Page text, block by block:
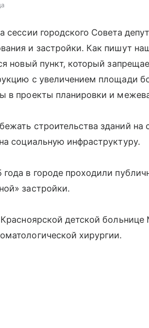
сессии городского Совета
и застройки. Как пишут
новый пункт, который
с увеличением площади
в проекты планировки и
строительства зданий на
социальную инфраструктуру.
в городе проходили
застройки.
детской
хирургии.